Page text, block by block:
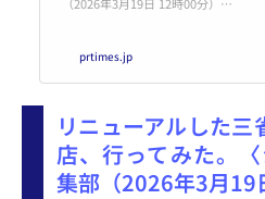
prtimes.jp
リニューアルした
店、行ってみた。
集部（2026年3月19